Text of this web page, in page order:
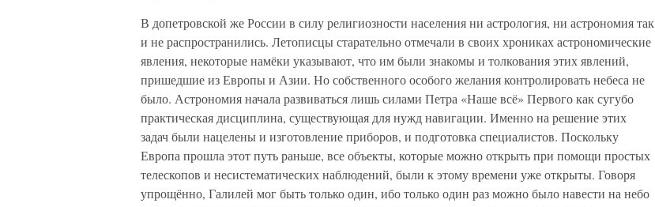
В допетровской же России в силу религиозности населения ни астрология, ни астрономия так
и не распространились. Летописцы старательно отмечали в своих хрониках астрономические
явления, некоторые намёки указывают, что им были знакомы и толкования этих явлений,
пришедшие из Европы и Азии. Но собственного особого желания контролировать небеса не
было. Астрономия начала развиваться лишь силами Петра «Наше всё» Первого как сугубо
практическая дисциплина, существующая для нужд навигации. Именно на решение этих
задач были нацелены и изготовление приборов, и подготовка специалистов. Поскольку
Европа прошла этот путь раньше, все объекты, которые можно открыть при помощи простых
телескопов и несистематических наблюдений, были к этому времени уже открыты. Говоря
упрощённо, Галилей мог быть только один, ибо только один раз можно было навести на небо